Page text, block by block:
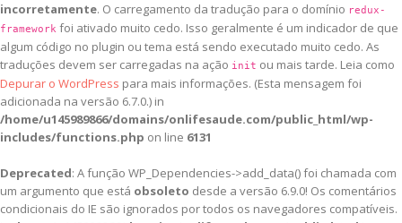
incorretamente. O carregamento da tradução para o domínio redux-
framework foi ativado muito cedo. Isso geralmente é um indicador de que
algum código no plugin ou tema está sendo executado muito cedo. As
traduções devem ser carregadas na ação init ou mais tarde. Leia como
Depurar o WordPress para mais informações. (Esta mensagem foi
adicionada na versão 6.7.0.) in
/home/u145989866/domains/onlifesaude.com/public_html/wp-
includes/functions.php on line 6131
Deprecated: A função WP_Dependencies->add_data() foi chamada com
um argumento que está obsoleto desde a versão 6.9.0! Os comentários
condicionais do IE são ignorados por todos os navegadores compatíveis.